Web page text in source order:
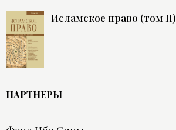
Исламское право (том II)
ПАРТНЕРЫ